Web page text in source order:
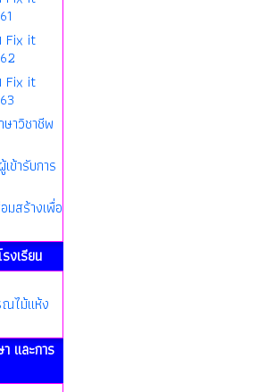
Fix it
Fix it
าวิชาชีพ
ข้ารับการ
มสร้างเพื่อ
งเรียน
ไม้แห้ง
และการ